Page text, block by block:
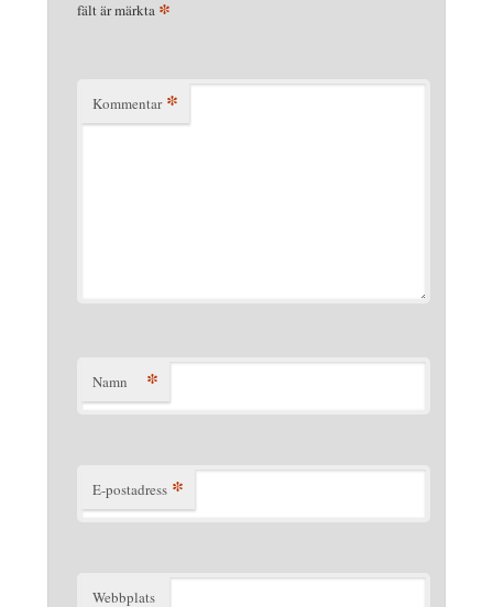
fält är märkta *
Kommentar *
Namn *
E-postadress *
Webbplats